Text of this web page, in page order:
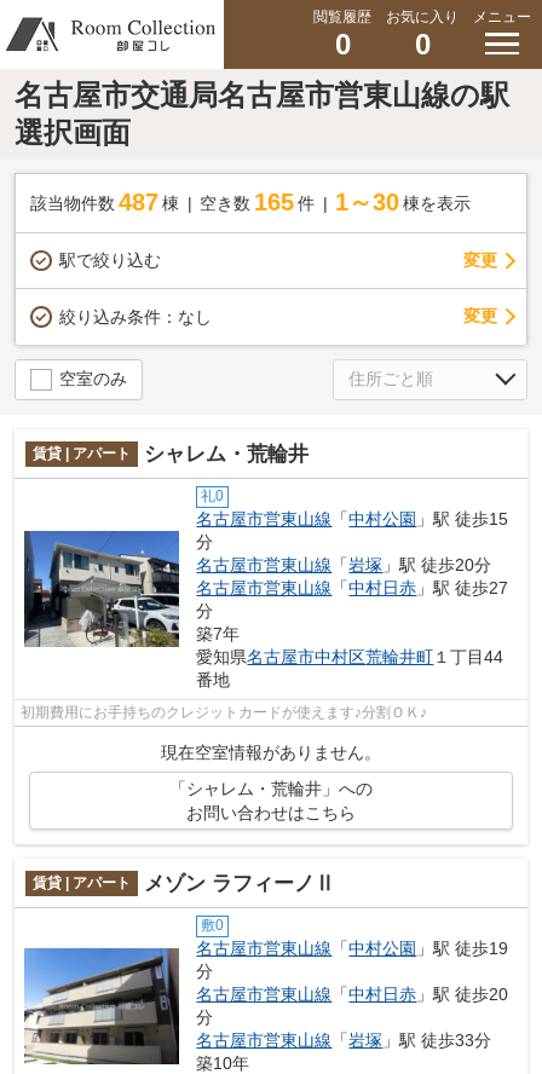
閲覧履歴
0
お気に入り
0
メニュー
名古屋市交通局名古屋市営東山線の駅
選択画面
該当物件数 487棟 空き数 165 件 1～30 棟を表示
駅で絞り込む 変更
絞り込み条件： なし 変更
空室のみ
賃貸 | アパート シャレム・荒輪井
礼0
名古屋市営東山線 「中村公園 」駅 徒歩15
分
名古屋市営東山線 「岩塚 」駅 徒歩20分
名古屋市営東山線 「中村日赤 」駅 徒歩27
分
築7年
愛知県名古屋市中村区荒輪井町 １丁目44
番地
初期費用にお手持ちのクレジットカードが使えます♪分割ＯＫ♪
現在空室情報がありません。
「シャレム・荒輪井」への
お問い合わせはこちら
賃貸 | アパート メゾン ラフィーノⅡ
敷0
名古屋市営東山線 「中村公園 」駅 徒歩19
分
名古屋市営東山線 「中村日赤 」駅 徒歩20
分
名古屋市営東山線 「岩塚 」駅 徒歩33分
築10年